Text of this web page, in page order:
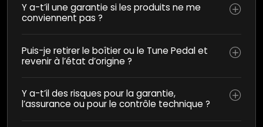
Y a-t’il une garantie si les produits ne me
conviennent pas ?
Puis-je retirer le boîtier ou le Tune Pedal et
revenir à l’état d’origine ?
Y a-t’il des risques pour la garantie,
l’assurance ou pour le contrôle technique ?